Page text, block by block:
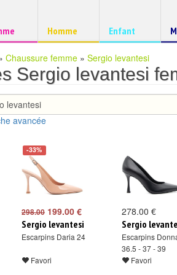
Chaussure
Homme Chaussure
Enfant
Chaussure femme » Sergio levantesi
Sergio levantesi
avancée
-33%
298.00 199.00 €
Sergio levantesi
Escarpins Daria 24
Favori
278.00 €
Sergio
Escarpins
36.5 - 37 - 39
Favori